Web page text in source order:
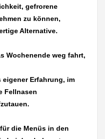
gefrorene
zu können,
Alternative.
Wochenende weg fahrt,
eigener Erfahrung, im
Fellnasen
die Menüs in den